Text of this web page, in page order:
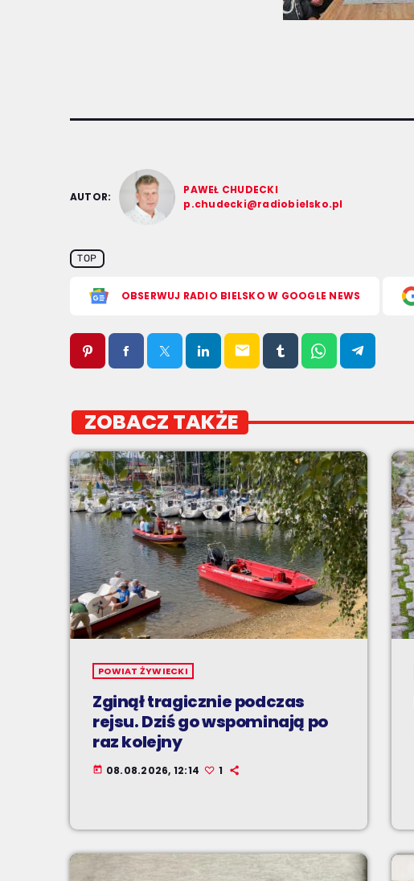
AUTOR:
PAWEŁ CHUDECKI
p.chudecki@radiobielsko.pl
TOP
OBSERWUJ RADIO BIELSKO W GOOGLE NEWS
email
ZOBACZ TAKŻE
POWIAT ŻYWIECKI
Zginął tragicznie podczas
rejsu. Dziś go wspominają po
raz kolejny
today 08.08.2026, 12:14 1